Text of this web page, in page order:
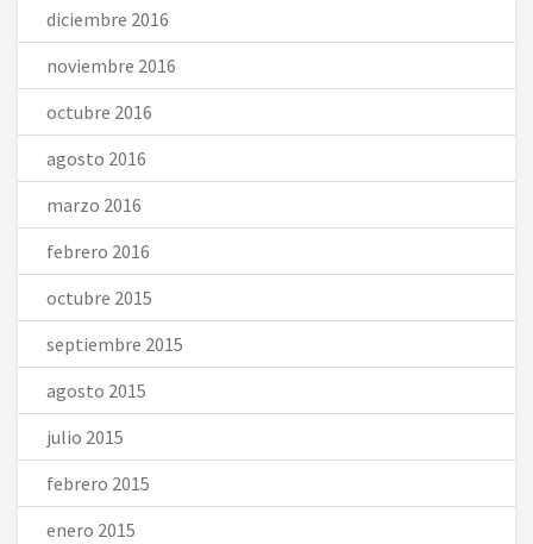
diciembre 2016
noviembre 2016
octubre 2016
agosto 2016
marzo 2016
febrero 2016
octubre 2015
septiembre 2015
agosto 2015
julio 2015
febrero 2015
enero 2015